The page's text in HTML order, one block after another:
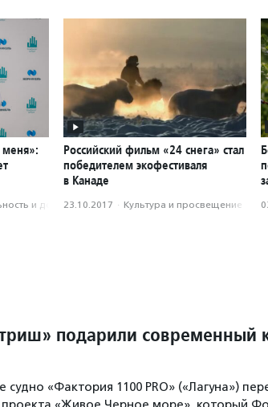
меня»:
и доброволь­чест­во
Российский фильм «24 снега» стал
победителем экофестиваля
в Канаде
23.10.2017 · Культура и просвещение
подарили современный
«Фактория 1100 PRO» («Лагуна»)